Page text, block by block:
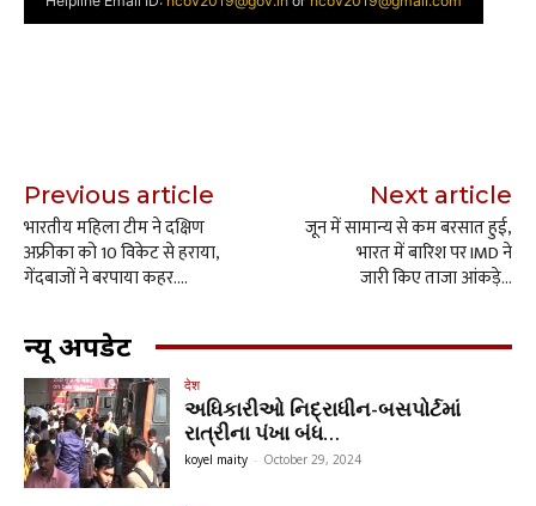
Previous article
भारतीय महिला टीम ने दक्षिण
अफ्रीका को 10 विकेट से हराया,
गेंदबाजों ने बरपाया कहर….
Next article
जून में सामान्य से कम बरसात हुई,
भारत में बारिश पर IMD ने
जारी किए ताजा आंकड़े…
न्यू अपडेट
देश
અધિકારીઓ નિદ્રાધીન-બસપોર્ટમાં
રાત્રીના પંખા બંધ…
koyel maity - October 29, 2024